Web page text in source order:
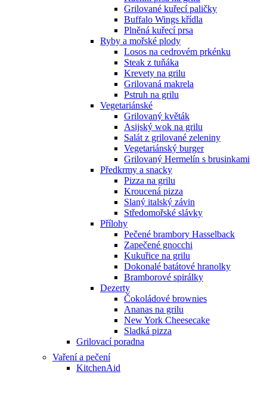
Grilované kuřecí paličky
Buffalo Wings křídla
Plněná kuřecí prsa
Ryby a mořské plody
Losos na cedrovém prkénku
Steak z tuňáka
Krevety na grilu
Grilovaná makrela
Pstruh na grilu
Vegetariánské
Grilovaný květák
Asijský wok na grilu
Salát z grilované zeleniny
Vegetariánský burger
Grilovaný Hermelín s brusinkami
Předkrmy a snacky
Pizza na grilu
Kroucená pizza
Slaný italský závin
Středomořské slávky
Přílohy
Pečené brambory Hasselback
Zapečené gnocchi
Kukuřice na grilu
Dokonalé batátové hranolky
Bramborové spirálky
Dezerty
Čokoládové brownies
Ananas na grilu
New York Cheesecake
Sladká pizza
Grilovací poradna
Vaření a pečení
KitchenAid